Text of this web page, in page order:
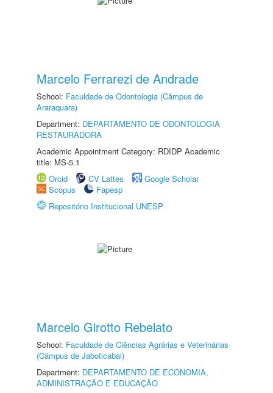
Marcelo Ferrarezi de Andrade
School: Faculdade de Odontologia (Câmpus de
Araraquara)
Department: DEPARTAMENTO DE ODONTOLOGIA
RESTAURADORA
Academic Appointment Category: RDIDP Academic
title: MS-5.1
Orcid
CV Lattes
Google Scholar
Scopus
Fapesp
Repositório Institucional UNESP
Marcelo Girotto Rebelato
School: Faculdade de Ciências Agrárias e Veterinárias
(Câmpus de Jaboticabal)
Department: DEPARTAMENTO DE ECONOMIA,
ADMINISTRAÇÃO E EDUCAÇÃO